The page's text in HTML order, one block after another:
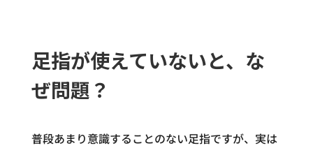
足指が使えていないと、な
ぜ問題？
普段あまり意識することのない足指ですが、実は